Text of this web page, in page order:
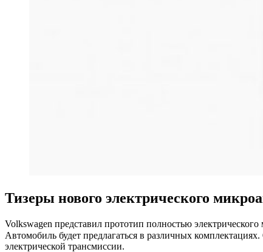
Тизеры нового электрического
Volkswagen представил прототип полностью
Автомобиль будет предлагаться в различных
электрической трансмиссии.